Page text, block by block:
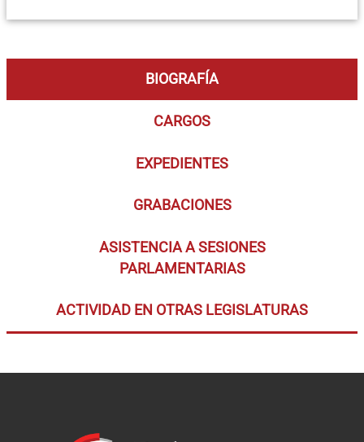
BIOGRAFÍA
CARGOS
EXPEDIENTES
GRABACIONES
ASISTENCIA A SESIONES
PARLAMENTARIAS
ACTIVIDAD EN OTRAS LEGISLATURAS